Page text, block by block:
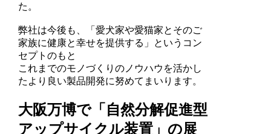
た。
弊社は今後も、「愛犬家や愛猫家とそのご
家族に健康と幸せを提供する」というコン
セプトのもと
これまでのモノづくりのノウハウを活かし
たより良い製品開発に努めてまいります。
大阪万博で「自然分解促進型
アップサイクル装置」の展